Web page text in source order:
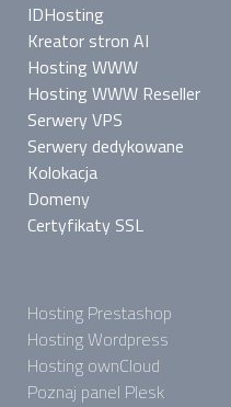
IDHosting
Kreator stron AI
Hosting WWW
Hosting WWW Reseller
Serwery VPS
Serwery dedykowane
Kolokacja
Domeny
Certyfikaty SSL
Hosting Prestashop
Hosting Wordpress
Hosting ownCloud
Poznaj panel Plesk